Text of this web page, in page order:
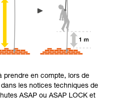
prendre en compte, lors de
les notices techniques de
ASAP ou ASAP LOCK et